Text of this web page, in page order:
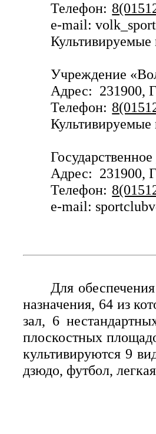
Телефон:
e-mail:
Культивируемые
Учреждение
Адрес: 231900,
Телефон:
Культивируемые
Адрес: 231900,
Телефон:
e-mail:
Для
назначения, 64 из
зал, 6
плоскостных
культивируются 9
дзюдо, футбол,